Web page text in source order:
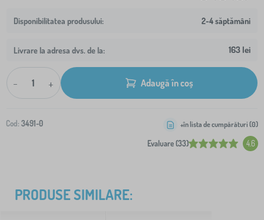
2-4 săptămâni
Livrare la adresa dvs. de la: 163 lei
- + Adaugă în coș
Cod: 3491-0
Evaluare (33) 4.6
+în lista de cumpărături (0)
PRODUSE SIMILARE: